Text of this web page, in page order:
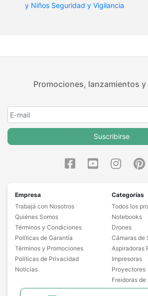
y Niños Seguridad y Vigilancia
Promociones, lanzamientos
Suscribirse
Empresa
Trabajá con Nosotros
Quiénes Somos
Términos y Condiciones
Políticas de Garantía
Términos y Promociones
Políticas de Privacidad
Noticias
Categorías
Todos los
Notebooks
Drones
Cámaras de
Aspiradoras
Impresoras
Proyectores
Freidoras de